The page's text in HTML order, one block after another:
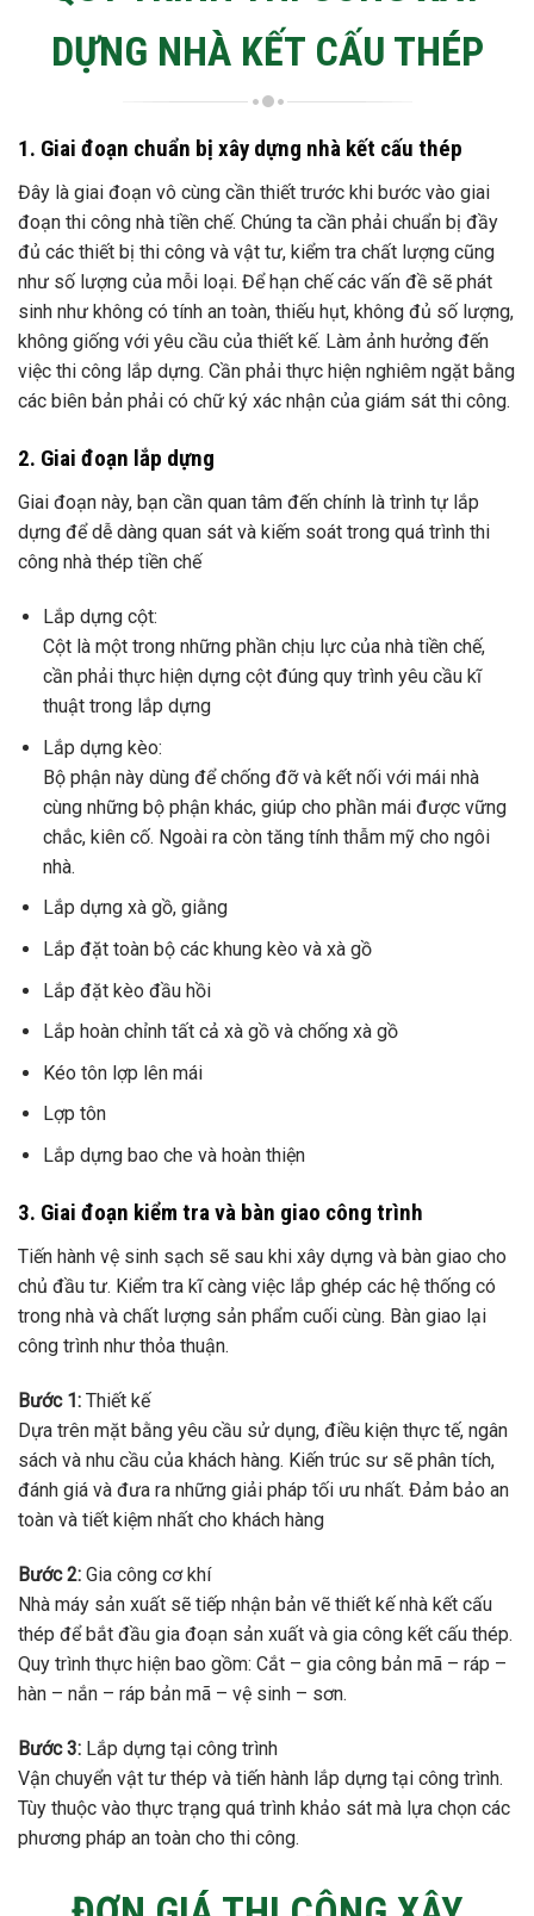
DỰNG NHÀ KẾT CẤU THÉP
1. Giai đoạn chuẩn bị xây dựng nhà kết cấu thép
Đây là giai đoạn vô cùng cần thiết trước khi bước vào giai
đoạn thi công nhà tiền chế. Chúng ta cần phải chuẩn bị đầy
đủ các thiết bị thi công và vật tư, kiểm tra chất lượng cũng
như số lượng của mỗi loại. Để hạn chế các vấn đề sẽ phát
sinh như không có tính an toàn, thiếu hụt, không đủ số lượng,
không giống với yêu cầu của thiết kế. Làm ảnh hưởng đến
việc thi công lắp dựng. Cần phải thực hiện nghiêm ngặt bằng
các biên bản phải có chữ ký xác nhận của giám sát thi công.
2. Giai đoạn lắp dựng
Giai đoạn này, bạn cần quan tâm đến chính là trình tự lắp
dựng để dễ dàng quan sát và kiếm soát trong quá trình thi
công nhà thép tiền chế
Lắp dựng cột:
Cột là một trong những phần chịu lực của nhà tiền chế,
cần phải thực hiện dựng cột đúng quy trình yêu cầu kĩ
thuật trong lắp dựng
Lắp dựng kèo:
Bộ phận này dùng để chống đỡ và kết nối với mái nhà
cùng những bộ phận khác, giúp cho phần mái được vững
chắc, kiên cố. Ngoài ra còn tăng tính thẫm mỹ cho ngôi
nhà.
Lắp dựng xà gồ, giằng
Lắp đặt toàn bộ các khung kèo và xà gồ
Lắp đặt kèo đầu hồi
Lắp hoàn chỉnh tất cả xà gồ và chống xà gồ
Kéo tôn lợp lên mái
Lợp tôn
Lắp dựng bao che và hoàn thiện
3. Giai đoạn kiểm tra và bàn giao công trình
Tiến hành vệ sinh sạch sẽ sau khi xây dựng và bàn giao cho
chủ đầu tư. Kiểm tra kĩ càng việc lắp ghép các hệ thống có
trong nhà và chất lượng sản phẩm cuối cùng. Bàn giao lại
công trình như thỏa thuận.
Bước 1: Thiết kế
Dựa trên mặt bằng yêu cầu sử dụng, điều kiện thực tế, ngân
sách và nhu cầu của khách hàng. Kiến trúc sư sẽ phân tích,
đánh giá và đưa ra những giải pháp tối ưu nhất. Đảm bảo an
toàn và tiết kiệm nhất cho khách hàng
Bước 2: Gia công cơ khí
Nhà máy sản xuất sẽ tiếp nhận bản vẽ thiết kế nhà kết cấu
thép để bắt đầu gia đoạn sản xuất và gia công kết cấu thép.
Quy trình thực hiện bao gồm: Cắt – gia công bản mã – ráp –
hàn – nắn – ráp bản mã – vệ sinh – sơn.
Bước 3: Lắp dựng tại công trình
Vận chuyển vật tư thép và tiến hành lắp dựng tại công trình.
Tùy thuộc vào thực trạng quá trình khảo sát mà lựa chọn các
phương pháp an toàn cho thi công.